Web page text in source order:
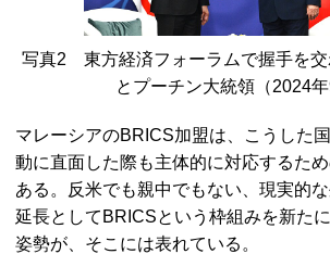
写真2 東方経済フォーラムで握手を交
とプーチン大統領（2024年
マレーシアのBRICS加盟は、こうした
動に直面した際も主体的に対応するた
ある。反米でも親中でもない、現実的
延長として BRICSという枠組みを新た
姿勢が、そこには表れている。